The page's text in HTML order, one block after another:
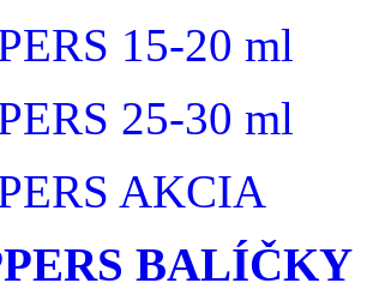
15-20 ml
25-30 ml
AKCIA
BALÍČKY